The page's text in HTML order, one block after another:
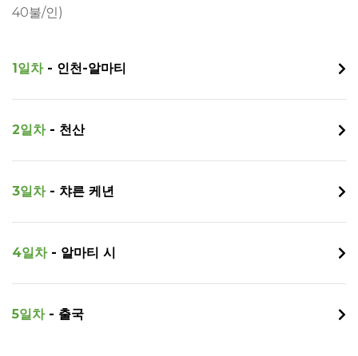
40불/인)
1일차- 인천-알마티
2일차- 천산
3일차- 챠른 케년
4일차- 알마티 시
5일차- 출국